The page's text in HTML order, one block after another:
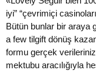
iyi” “çevrimiçi
Bütün bunlar bir araya
a few tilgift dönüş
formu gerçek
mektubu aracılığıyla